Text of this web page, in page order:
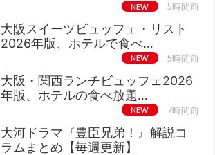
NEW 5時間前
大阪スイーツビュッフェ・リスト
2026年版、ホテルで食べ…
NEW 5時間前
大阪・関西ランチビュッフェ2026
年版、ホテルの食べ放題…
NEW 7時間前
大河ドラマ『豊臣兄弟！』解説コ
ラムまとめ【毎週更新】